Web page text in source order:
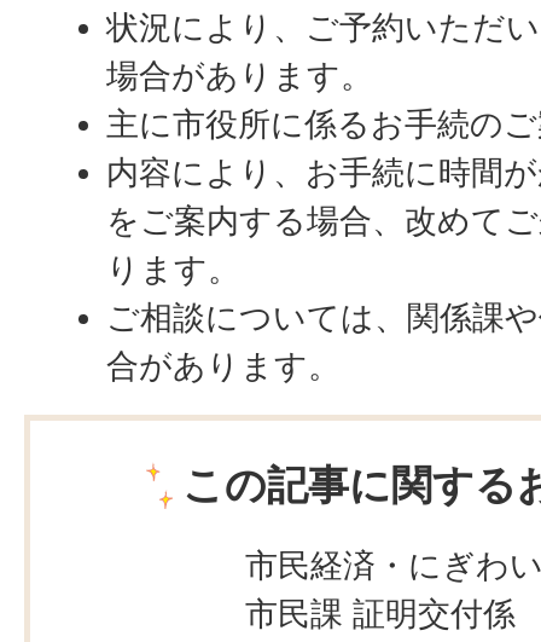
状況により、ご予約いただ
場合があります。
主に市役所に係るお手続の
内容により、お手続に時間
をご案内する場合、改めて
ります。
ご相談については、関係課
合があります。
この記事に関する
市民経済・にぎわ
市民課 証明交付係